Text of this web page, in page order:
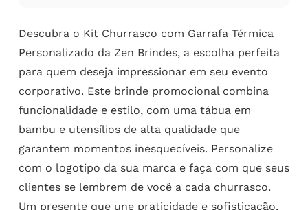
Descubra o Kit Churrasco com Garrafa Térmica
Personalizado da Zen Brindes, a escolha perfeita
para quem deseja impressionar em seu evento
corporativo. Este brinde promocional combina
funcionalidade e estilo, com uma tábua em
bambu e utensílios de alta qualidade que
garantem momentos inesquecíveis. Personalize
com o logotipo da sua marca e faça com que seus
clientes se lembrem de você a cada churrasco.
Um presente que une praticidade e sofisticação,